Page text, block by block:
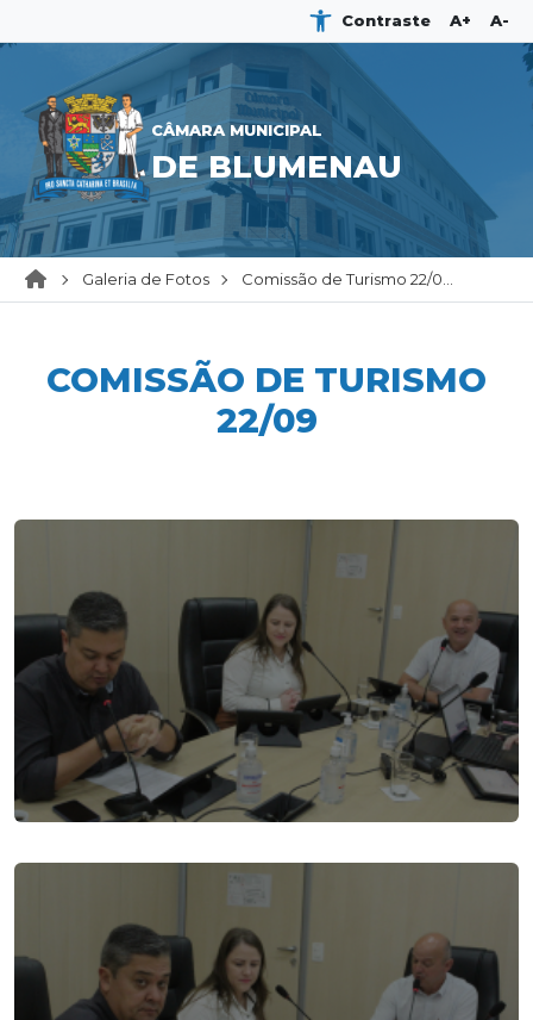
Contraste A+ A-
CÂMARA MUNICIPAL
DE BLUMENAU
Galeria de Fotos Comissão de Turismo 22/0...
COMISSÃO DE TURISMO
22/09